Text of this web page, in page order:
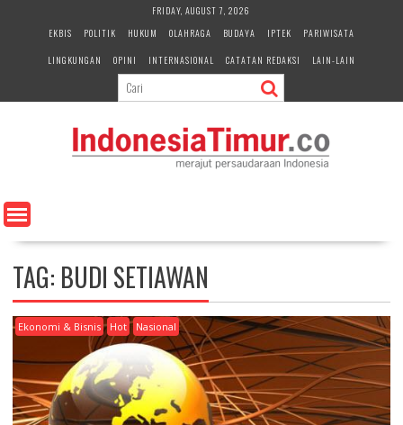
e
n
FRIDAY, AUGUST 7, 2026
EKBIS
POLITIK HUKUM OLAHRAGA BUDAYA IPTEK
PARIWISATA
LINGKUNGAN
OPINI INTERNASIONAL CATATAN REDAKSI LAIN-LAIN
TAG: BUDI SETIAWAN
Ekonomi & Bisnis Hot Nasional